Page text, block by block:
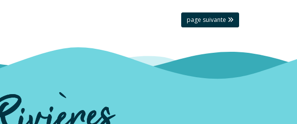
page suivante